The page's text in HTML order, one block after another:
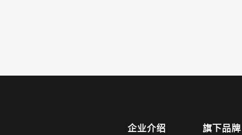
企业介绍 旗下品牌